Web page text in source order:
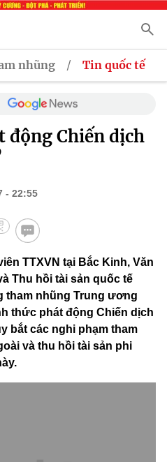
nhũng / Tin quốc tế
động Chiến dịch
- 22:55
TTXVN tại Bắc Kinh, Văn
Thu hồi tài sản quốc tế
tham nhũng Trung ương
thức phát động Chiến dịch
bắt các nghi phạm tham
và thu hồi tài sản phi